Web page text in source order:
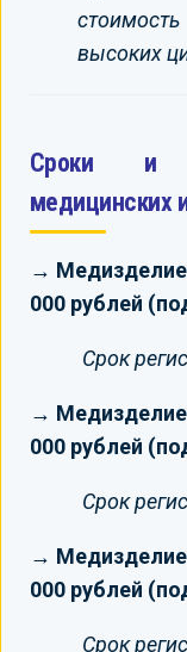
высоких
Сроки и
медицинских
→ Медизделие
000 рублей
Срок
→ Медизделие
000 рублей
Срок
→ Медизделие
000 рублей
Срок